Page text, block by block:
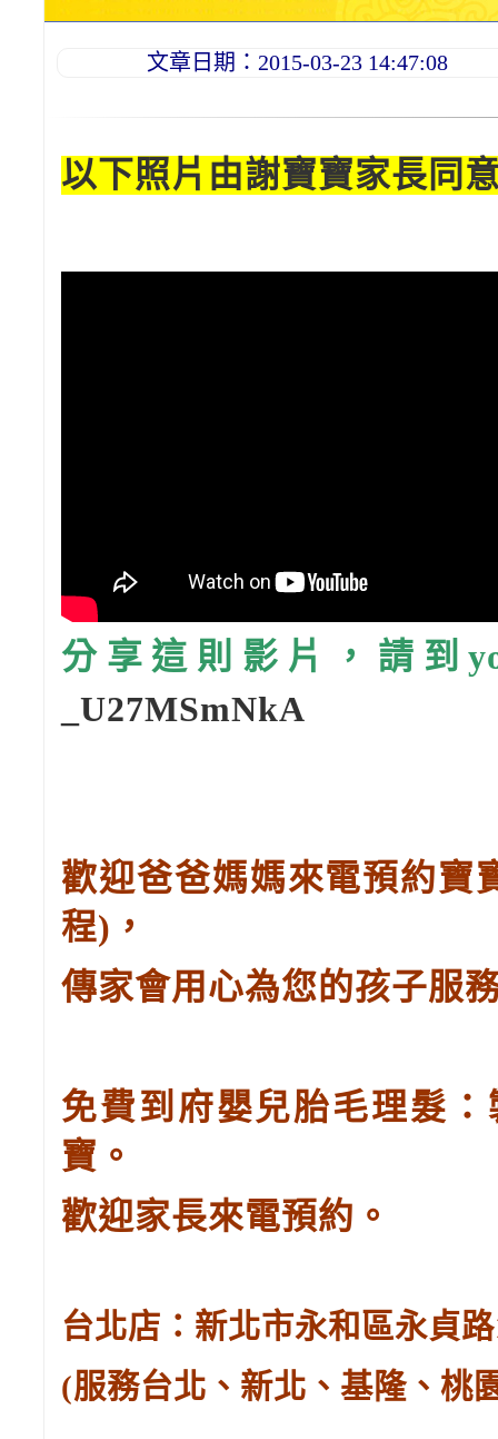
文章日期：2015-03-23 14:47:08
以下照片由謝寶寶家長同
分享這則影片，請到
_U27MSmNkA
歡迎爸爸媽媽來電預約寶
程) ，
傳家會用心為您的孩子服
免費到府嬰兒胎毛理髮
寶。
歡迎家長來電預約。
台北店：新北市永和區永貞
(服務台北、新北、基隆、桃